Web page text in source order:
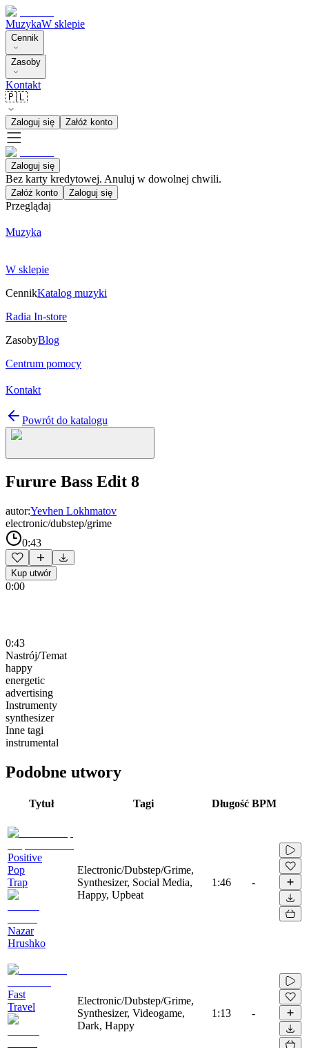
MuzykaW sklepie
Cennik
Zasoby
Kontakt
🇵🇱
Zaloguj się Załóż konto
Zaloguj się
Bez karty kredytowej. Anuluj w dowolnej chwili.
Załóż konto Zaloguj się
Przeglądaj
Muzyka
W sklepie
CennikKatalog muzyki
Radia In-store
ZasobyBlog
Centrum pomocy
Kontakt
Powrót do katalogu
Furure Bass Edit 8
autor:Yevhen Lokhmatov
electronic/dubstep/grime
0:43
Kup utwór
0:00
0:43
Nastrój/Temat
happy
energetic
advertising
Instrumenty
synthesizer
Inne tagi
instrumental
Podobne utwory
Tytuł Tagi Długość BPM
Positive
Pop
Trap
Nazar
Hrushko
Electronic/Dubstep/Grime,
Synthesizer, Social Media,
Happy, Upbeat
1:46 -
Fast
Travel
Electronic/Dubstep/Grime,
Synthesizer, Videogame,
Dark, Happy
1:13 -